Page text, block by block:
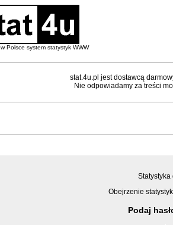
Polsce system statystyk WWW
stat.4u.pl jest dostawcą
Nie odpowiadamy za treści
Obejrzenie
Podaj